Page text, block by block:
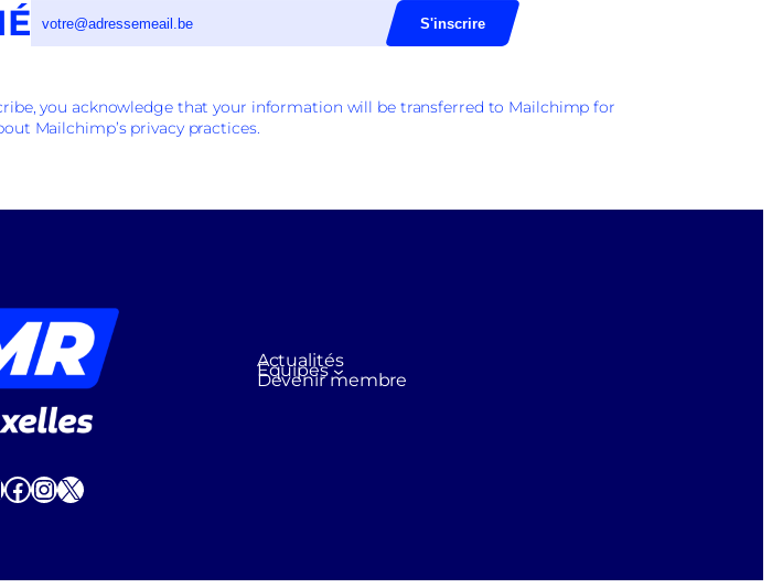
you acknowledge that your information will be transferred to Mailchimp for
Mailchimp’s privacy practices.
Actualités
Équipes
Devenir membre
Facebook InstagramX